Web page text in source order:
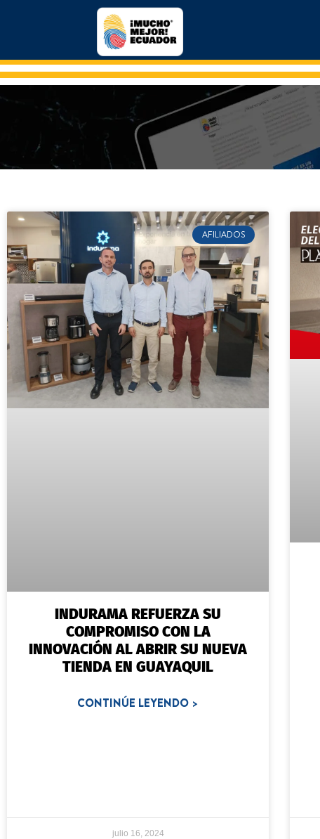
AFILIADOS
INDURAMA REFUERZA SU
COMPROMISO CON LA
INNOVACIÓN AL ABRIR SU NUEVA
TIENDA EN GUAYAQUIL
CONTINÚE LEYENDO >
julio 16, 2024